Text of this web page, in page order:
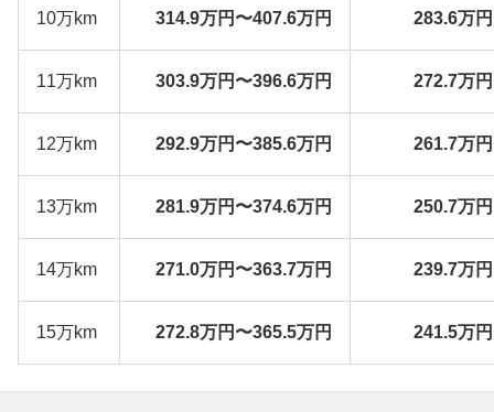
10万km 314.9万円〜407.6万円 283.6万
11万km 303.9万円〜396.6万円 272.7万
12万km 292.9万円〜385.6万円 261.7万
13万km 281.9万円〜374.6万円 250.7万
14万km 271.0万円〜363.7万円 239.7万
15万km 272.8万円〜365.5万円 241.5万